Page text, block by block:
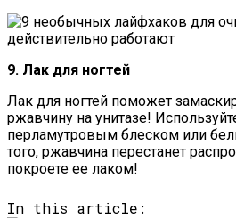
9. Лак для ногтей
Лак для ногтей поможет
ржавчину на унитазе!
перламутровым блеском или
того, ржавчина перестанет
покроете ее лаком!
In this article: